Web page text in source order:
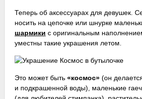
Теперь об аксессуарах для девушек.
носить на цепочке или шнурке
шармики с оригинальным
уместны такие украшения летом.
Это может быть «космос» (он
и подкрашенной воды), маленькие